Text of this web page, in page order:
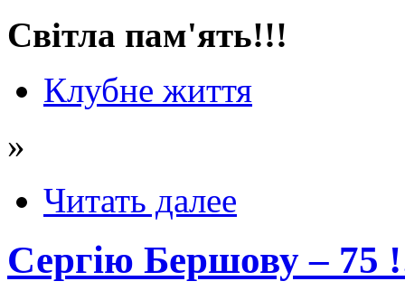
Світла пам'ять!!!
Клубне життя
»
Читать далее
Сергію Бершову – 75